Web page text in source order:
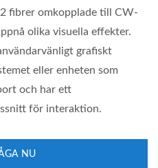
fibrer omkopplade till CW-
olika visuella effekter.
grafiskt
eller enheten som
och har ett
för interaktion.
NU